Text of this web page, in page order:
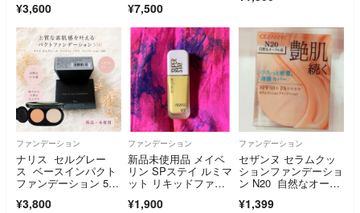
ー 0Nニュートラル
¥3,600 ¥7,500
ファンデーション
ナリス セルグレー
ス ベースインパクト
ファンデーション 550
¥3,800
ファンデーション
新品未使用品 メイベ
リン SPステイ ルミマ
ット リキッドファン
¥1,900
ファンデーション
セザンヌ セラムクッ
ションファンデーショ
ン N20 自然なオーク
¥1,399